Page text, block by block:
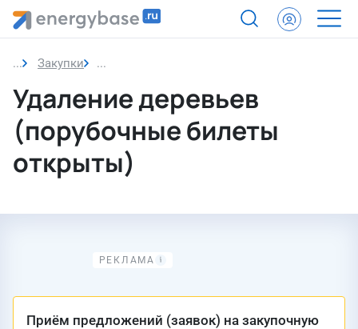
Закупки Закупка
Удаление деревьев
(порубочные билеты
открыты)
Приём предложений (заявок) на закупочную